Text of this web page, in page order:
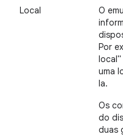
Local
O
Por
local"
uma
la.
Os
do
duas